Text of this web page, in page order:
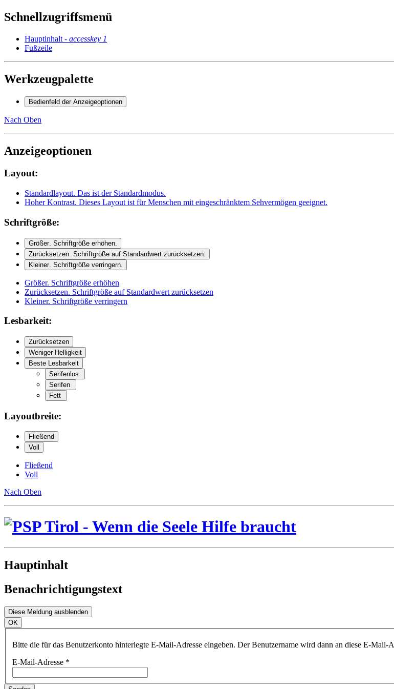
Schnellzugriffsmenü
Hauptinhalt - accesskey 1
Fußzeile
Werkzeugpalette
Bedienfeld der Anzeigeoptionen
Nach Oben
Anzeigeoptionen
Layout:
Standardlayout. Das ist der Standardmodus.
Hoher Kontrast. Dieses Layout ist für Menschen mit eingeschränktem Sehvermögen geeignet.
Schriftgröße:
Größer. Schriftgröße erhöhen.
Zurücksetzen . Schriftgröße auf Standardwert zurücksetzen.
Kleiner. Schriftgröße verringern.
Größer. Schriftgröße erhöhen
Zurücksetzen. Schriftgröße auf Standardwert zurücksetzen
Kleiner. Schriftgröße verringern
Lesbarkeit:
Zurücksetzen
Weniger Helligkeit
Beste Lesbarkeit
Serifenlos
Serifen
Fett
Layoutbreite:
Fließend
Voll
Fließend
Voll
Nach Oben
Hauptinhalt
Benachrichtigungstext
Diese Meldung ausblenden
OK
Bitte die für das Benutzerkonto hinterlegte E-Mail-Adresse eingeben. Der Benutzername wird dann an diese E-Mail-
E-Mail-Adresse *